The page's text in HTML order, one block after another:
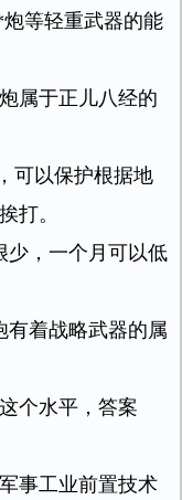
等轻重武器的能
属于正儿八经的
可以保护根据地
打。
少，一个月可以低
有着战略武器的属
个水平，答案
事工业前置技术